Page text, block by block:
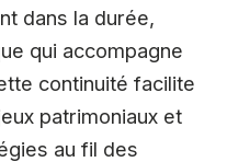
dans la durée,
qui accompagne
continuité facilite
patrimoniaux et
au fil des